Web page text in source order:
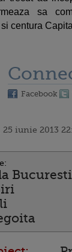
sa
centura
Facebook
, 25 iunie 2013